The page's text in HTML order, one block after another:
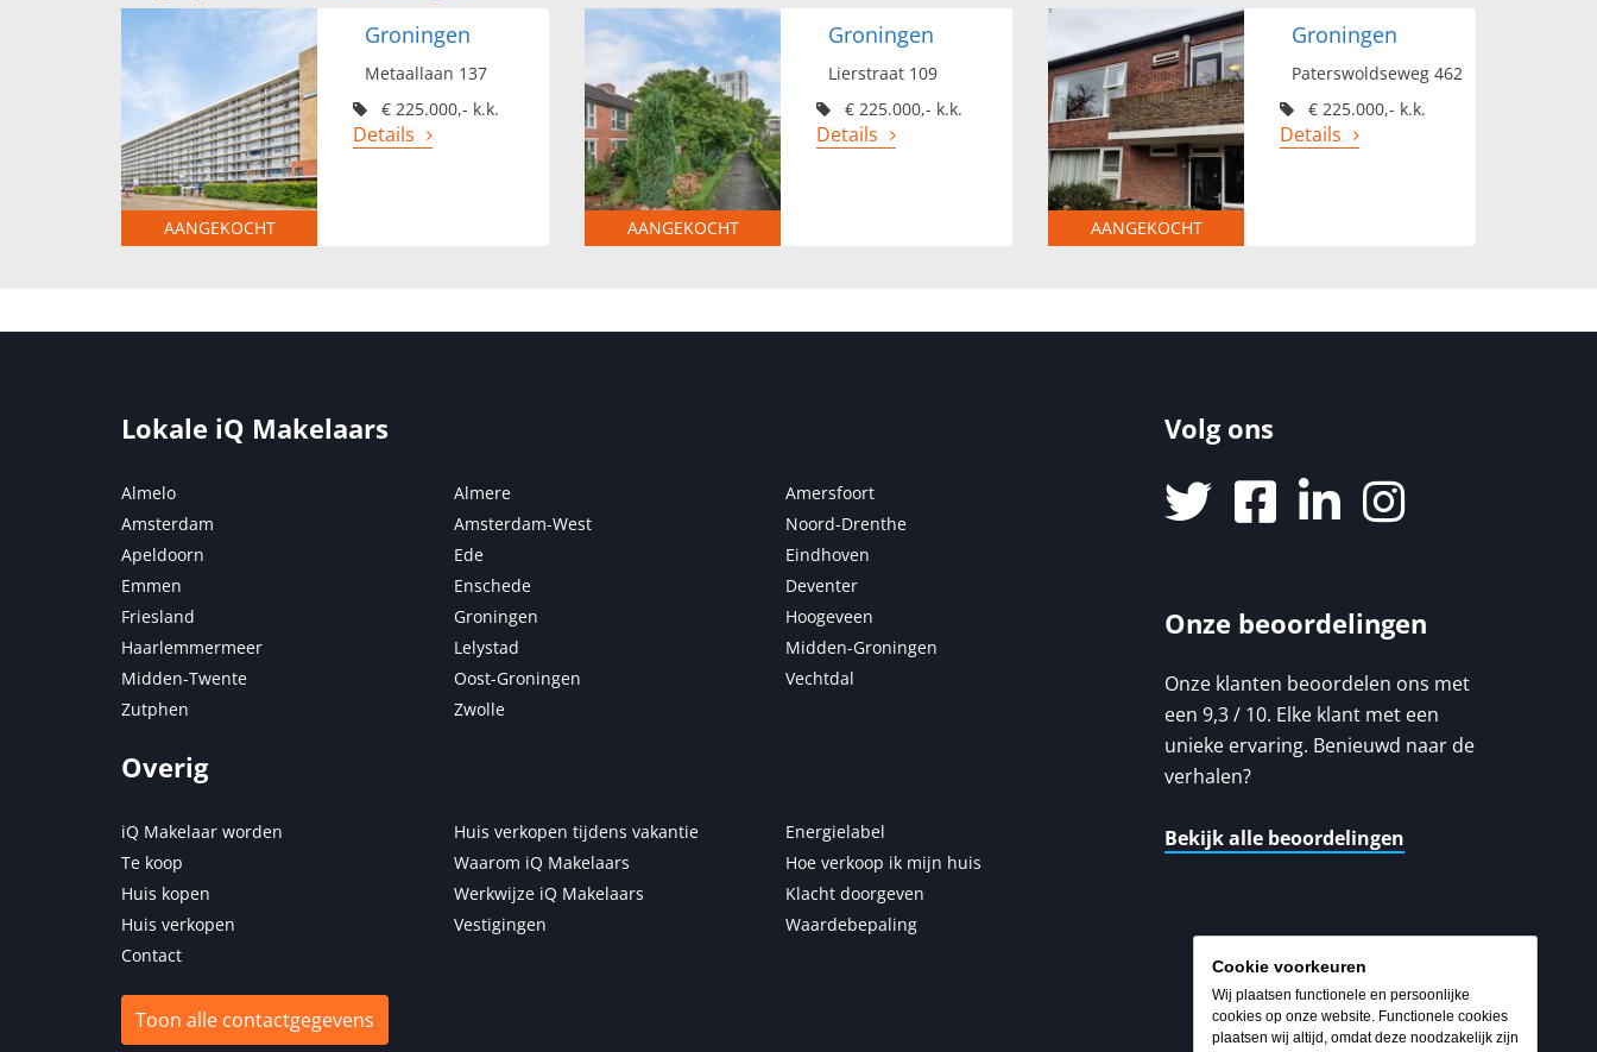
Cookie voorkeuren
Wij plaatsen functionele en persoonlijke
cookies op onze website. Functionele cookies
plaatsen wij altijd, omdat deze noodzakelijk zijn
AANGEKOCHT
Groningen
Metaallaan 137
€ 225.000,- k.k.
Details
AANGEKOCHT
Groningen
Lierstraat 109
€ 225.000,- k.k.
Details
AANGEKOCHT
Groningen
Paterswoldseweg 462
€ 225.000,- k.k.
Details
Lokale iQ Makelaars
Almelo Almere
Amersfoort
Amsterdam
Amsterdam-West
Noord-Drenthe
Apeldoorn
Ede
Eindhoven
Emmen
Enschede
Deventer
Friesland
Groningen
Hoogeveen
Haarlemmermeer
Lelystad
Midden-Groningen
Midden-Twente
Oost-Groningen
Vechtdal
Zutphen
Zwolle
Overig
iQ Makelaar worden Huis verkopen tijdens vakantie
Energielabel
Te koop
Waarom iQ Makelaars
Hoe verkoop ik mijn huis
Huis kopen
Werkwijze iQ Makelaars
Klacht doorgeven
Huis verkopen
Vestigingen
Waardebepaling
Contact
Toon alle contactgegevens
Volg ons
Onze beoordelingen
Onze klanten beoordelen ons met
een 9,3 / 10. Elke klant met een
unieke ervaring. Benieuwd naar de
verhalen?
Bekijk alle beoordelingen